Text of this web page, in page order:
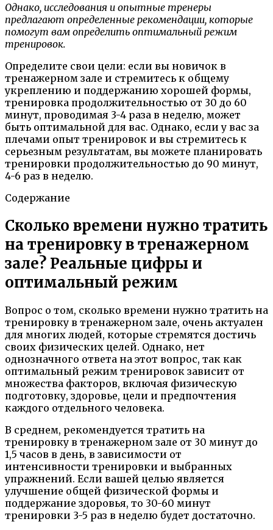
Однако, исследования и опытные тренеры
предлагают определенные рекомендации, которые
помогут вам определить оптимальный режим
тренировок.
Определите свои цели: если вы новичок в
тренажерном зале и стремитесь к общему
укреплению и поддержанию хорошей формы,
тренировка продолжительностью от 30 до 60
минут, проводимая 3-4 раза в неделю, может
быть оптимальной для вас. Однако, если у вас за
плечами опыт тренировок и вы стремитесь к
серьезным результатам, вы можете планировать
тренировки продолжительностью до 90 минут,
4-6 раз в неделю.
Содержание
Сколько времени нужно тратить
на тренировку в тренажерном
зале? Реальные цифры и
оптимальный режим
Вопрос о том, сколько времени нужно тратить на
тренировку в тренажерном зале, очень актуален
для многих людей, которые стремятся достичь
своих физических целей. Однако, нет
однозначного ответа на этот вопрос, так как
оптимальный режим тренировок зависит от
множества факторов, включая физическую
подготовку, здоровье, цели и предпочтения
каждого отдельного человека.
В среднем, рекомендуется тратить на
тренировку в тренажерном зале от 30 минут до
1,5 часов в день, в зависимости от
интенсивности тренировки и выбранных
упражнений. Если вашей целью является
улучшение общей физической формы и
поддержание здоровья, то 30-60 минут
тренировки 3-5 раз в неделю будет достаточно.